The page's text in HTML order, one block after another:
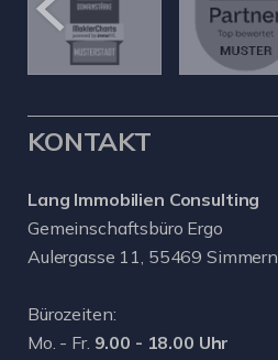
KONTAKT
Lang Immobilien Consulting
Gemeinschaftsbüro Ergo
Aulergasse 11, 55469 Simmern
Bürozeiten:
Mo. - Fr. 9.00 - 18.00 Uhr